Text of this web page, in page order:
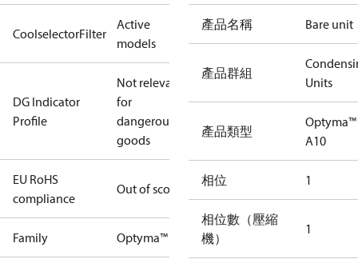
CoolselectorFilter
Active
models
DG Indicator
Profile
Not relevant
for
dangerous
goods
EU RoHS
compliance
Out of scope
Family Optyma™
產品名稱 Bare unit
產品群組
Units
產品類型
Optyma™
A10
相位 1
相位數（壓縮
機）
1